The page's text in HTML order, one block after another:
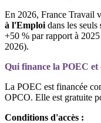
En 2026, France Travail
à l'Emploi dans les seuls
+50 % par rapport à
2026).
Qui finance la POEC et
La POEC est financée
OPCO. Elle est gratuite
Conditions d'accès :